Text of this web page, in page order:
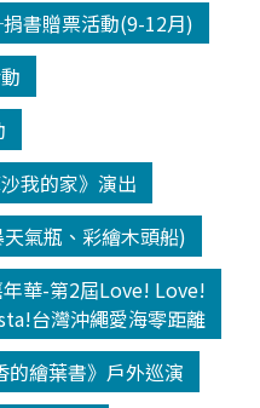
書贈票活動(9-12月)
我的家》演出
氣瓶、彩繪木頭船)
年華-第2屆Love! Love!
台灣沖繩愛海零距離
繪葉書》戶外巡演